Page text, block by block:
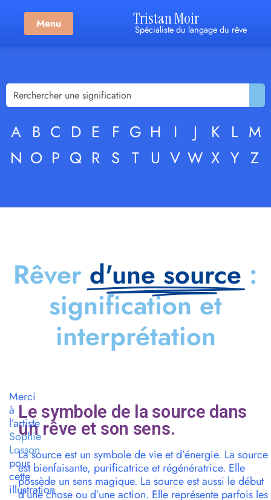
Menu Tristan Moir
Spécialiste du langage du rêve
A B C D E F G H I J K L M
N O P Q R S T U V W X Y Z
Rêver d'une source :
signification et
interprétation
Le symbole de la source dans
un rêve et son sens.
La source est un symbole de vie et d’énergie. La source
est bienfaisante, purificatrice et régénératrice. Elle
possède un sens magique. La source est aussi le début
d’une chose ou d’une action. Elle représente parfois les
Merci
à
l’artiste
Sophie
Losson
pour
cette
illustration